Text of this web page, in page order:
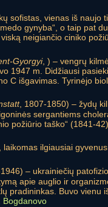
sofistas, vienas iš naujo
gynyba“, o taip pat
neigiančio ciniko
Gyorgyi, ) – vengrų
1947 m. Didžiausi
C išgavimas. Tyrinėjo
, 1807-1850) – žydų
sergantiems
požiūrio taško“ (1841-
ilgiausiai
– ukrainiečių
apie auglio ir
pradininkas. Buvo vienu
Bogdanovo